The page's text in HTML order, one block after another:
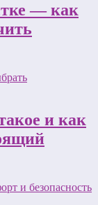
— как
и как